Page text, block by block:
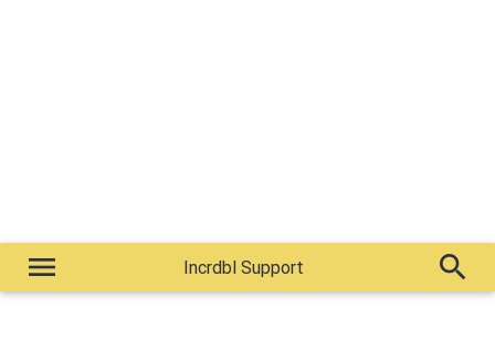
menu Incrdbl Support search